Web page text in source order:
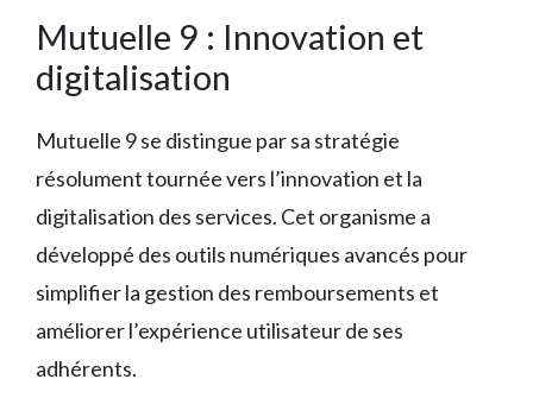
Mutuelle 9 : Innovation et
digitalisation
Mutuelle 9 se distingue par sa stratégie
résolument tournée vers l’innovation et la
digitalisation des services. Cet organisme a
développé des outils numériques avancés pour
simplifier la gestion des remboursements et
améliorer l’expérience utilisateur de ses
adhérents.